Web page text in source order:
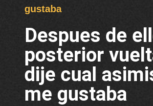
gustaba
Despues de
posterior
dije cual
me gustaba